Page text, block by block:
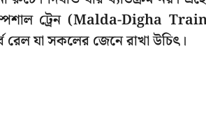
স্পেশাল ট্রেন (Malda-Digha
রেল যা সকলের জেনে রাখা উচিৎ।